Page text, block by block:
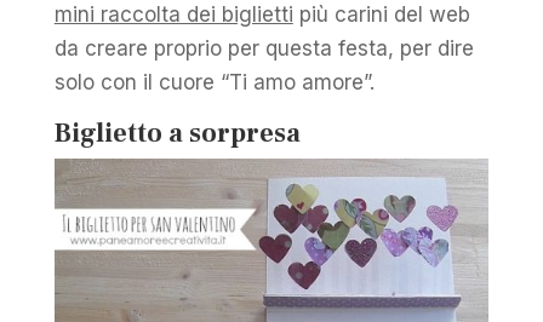
mini raccolta dei biglietti più carini del web
da creare proprio per questa festa, per dire
solo con il cuore “Ti amo amore”.
Biglietto a sorpresa